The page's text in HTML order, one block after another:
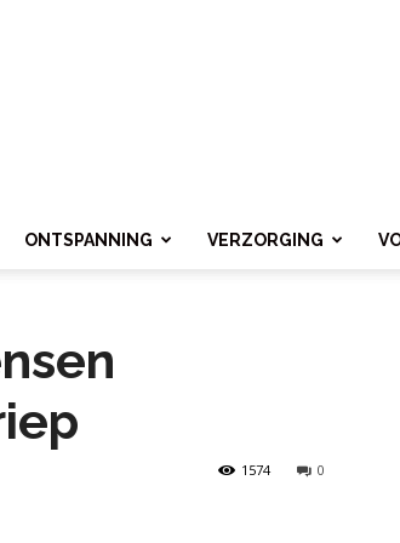
ONTSPANNING VERZORGING
0
1574